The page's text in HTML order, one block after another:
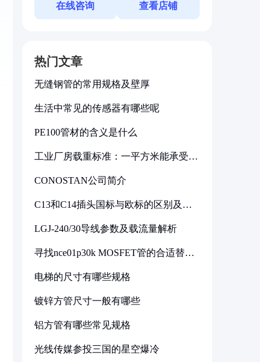
在线咨询 查看店铺
热门文章
无缝钢管的常用规格及壁厚
生活中常见的传感器有哪些呢
PE100管材的含义是什么
工业厂房载重标准：一平方米能承受多
CONOSTAN公司简介
C13和C14插头国标与欧标的区别及其
LGJ-240/30导线参数及载流量解析
寻找nce01p30k MOSFET管的合适替代
电梯的尺寸有哪些规格
镀锌方管尺寸一般有哪些
铝方管有哪些常见规格
光线传媒参投三国的星空爆冷